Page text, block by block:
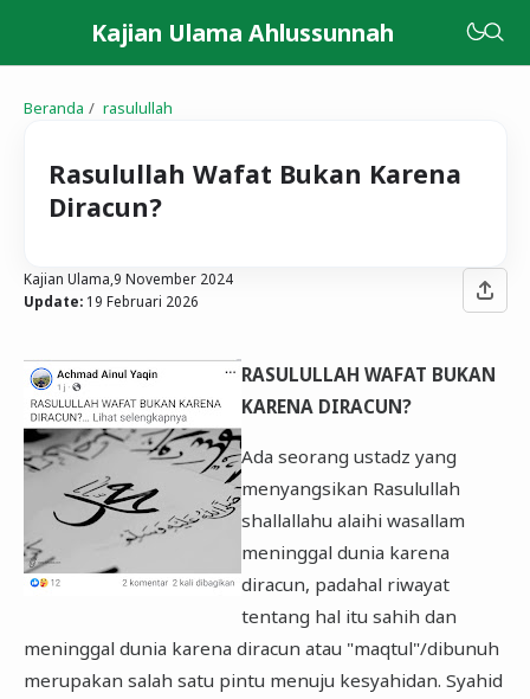
Kajian Ulama Ahlussunnah
Beranda rasulullah
Rasulullah Wafat Bukan Karena
Diracun?
Kajian Ulama, 9 November 2024
Update: 19 Februari 2026
RASULULLAH WAFAT BUKAN
KARENA DIRACUN?
Ada seorang ustadz yang
menyangsikan Rasulullah
shallallahu alaihi wasallam
meninggal dunia karena
diracun, padahal riwayat
tentang hal itu sahih dan
meninggal dunia karena diracun atau "maqtul"/dibunuh
merupakan salah satu pintu menuju kesyahidan. Syahid